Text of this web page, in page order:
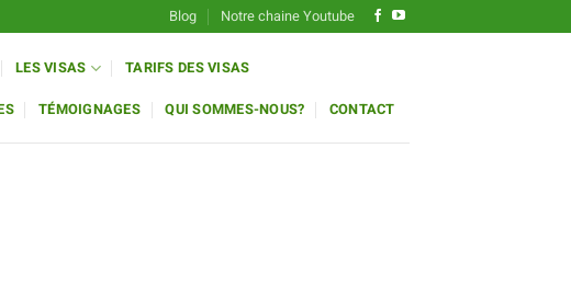
Blog Notre chaine Youtube
LES VISAS TARIFS DES VISAS
TÉMOIGNAGES QUI SOMMES-NOUS? CONTACT